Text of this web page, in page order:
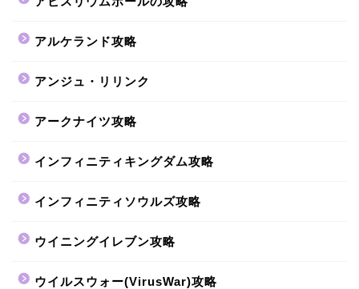
アルケランド攻略
アンジュ・リリンク
アークナイツ攻略
インフィニティキングダム攻略
インフィニティソウルズ攻略
ウイニングイレブン攻略
ウイルスウォー(VirusWar)攻略